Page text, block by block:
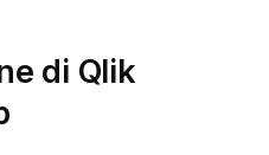
di Qlik